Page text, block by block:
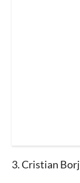
3.⁠ ⁠Cristian